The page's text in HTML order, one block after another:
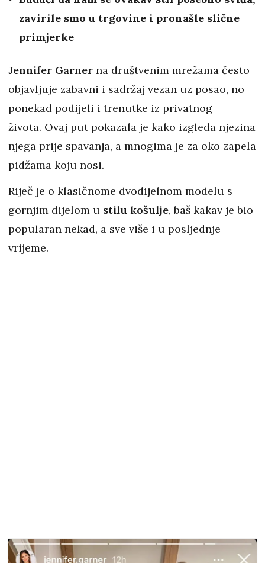
zavirile smo u trgovine i pronašle slične
primjerke
Jennifer Garner na društvenim mrežama često
objavljuje zabavni i sadržaj vezan uz posao, no
ponekad podijeli i trenutke iz privatnog
života. Ovaj put pokazala je kako izgleda njezina
njega prije spavanja, a mnogima je za oko zapela
pidžama koju nosi.
Riječ je o klasičnome dvodijelnom modelu s
gornjim dijelom u stilu košulje, baš kakav je bio
popularan nekad, a sve više i u posljednje
vrijeme.